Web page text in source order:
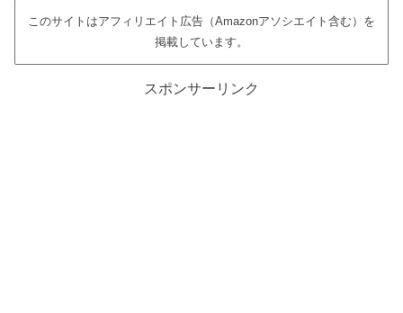
このサイトはアフィリエイト広告（Amazonアソシエイト含む）を
掲載しています。
スポンサーリンク